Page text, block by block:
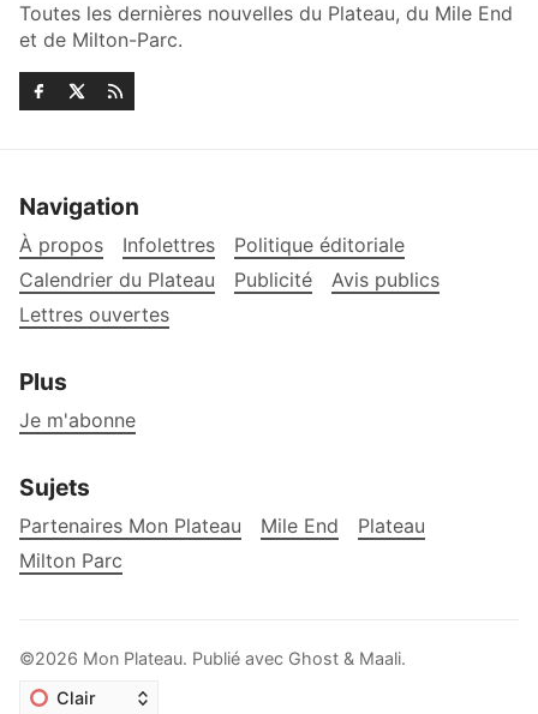
Toutes les dernières nouvelles du Plateau, du Mile End
et de Milton-Parc.
Navigation
À propos Infolettres
Politique éditoriale
Calendrier du Plateau
Publicité
Avis publics
Lettres ouvertes
Plus
Je m'abonne
Sujets
Partenaires Mon Plateau Mile End
Plateau
Milton Parc
©2026 Mon Plateau. Publié avec Ghost & Maali.